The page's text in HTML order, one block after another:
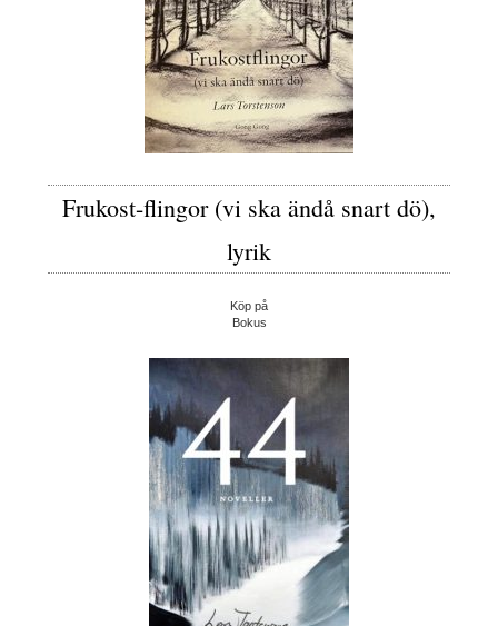
Frukost-flingor (vi ska ändå snart dö),
lyrik
Köp på
Bokus